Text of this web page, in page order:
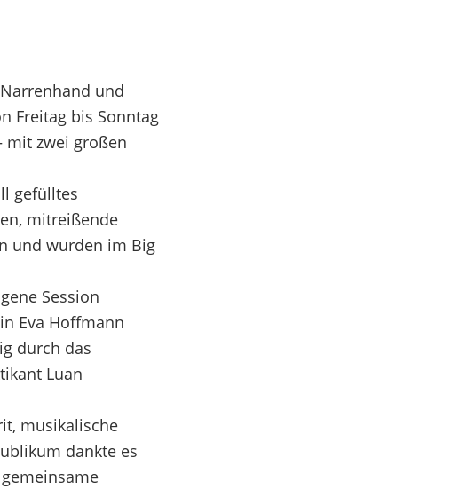
und
Freitag bis Sonntag
mit zwei großen
gefülltes
mitreißende
und wurden im Big
Session
Eva Hoffmann
durch das
Luan
musikalische
dankte es